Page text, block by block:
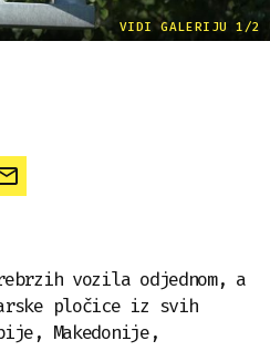
VIDI GALERIJU 1/2
vozila odjednom, a
pločice iz svih
Makedonije,